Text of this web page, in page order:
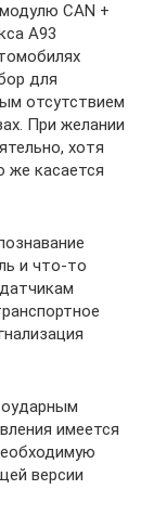
CAN +
A93
для
отсутствием
При желании
хотя
же касается
и что-то
имеется
версии